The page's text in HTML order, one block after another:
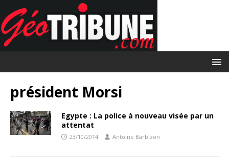
président Morsi
Egypte : La police à nouveau visée par un
attentat
23/10/2014 Antoine Barbizon